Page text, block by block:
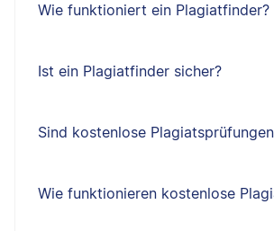
Wie funktioniert ein Plagiatfinder?
Ist ein Plagiatfinder sicher?
Sind kostenlose
Wie funktionieren kostenlose